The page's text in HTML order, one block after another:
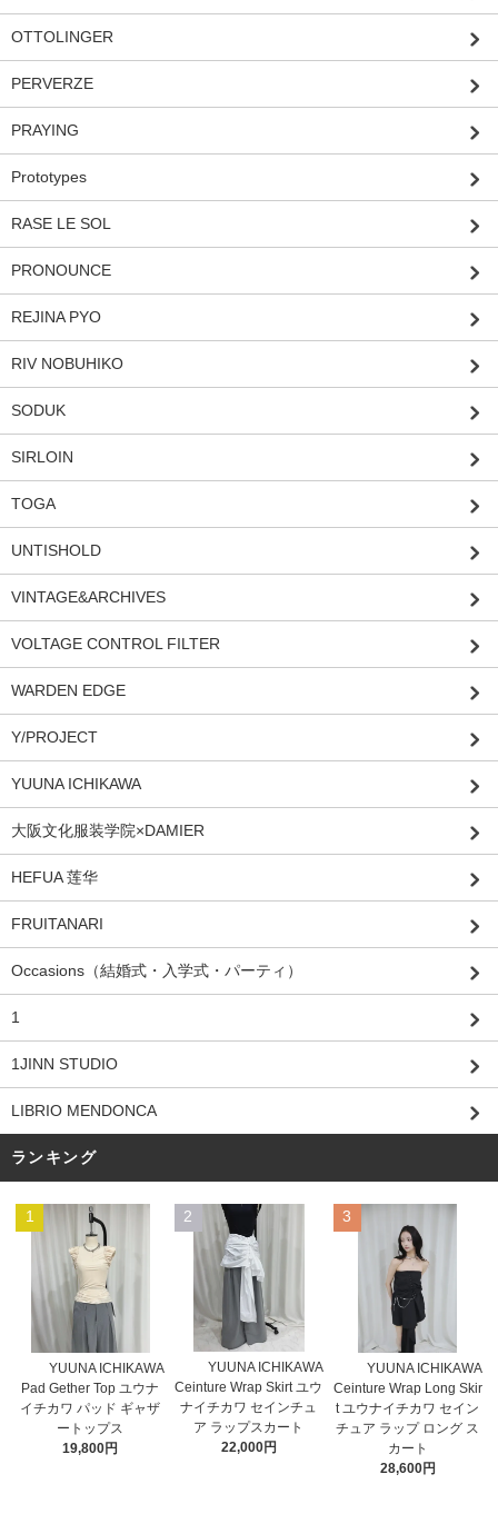
OTTOLINGER
PERVERZE
PRAYING
Prototypes
RASE LE SOL
PRONOUNCE
REJINA PYO
RIV NOBUHIKO
SODUK
SIRLOIN
TOGA
UNTISHOLD
VINTAGE&ARCHIVES
VOLTAGE CONTROL FILTER
WARDEN EDGE
Y/PROJECT
YUUNA ICHIKAWA
大阪文化服装学院×DAMIER
HEFUA 莲华
FRUITANARI
Occasions（結婚式・入学式・パーティ）
1
1JINN STUDIO
LIBRIO MENDONCA
ランキング
1
YUUNA ICHIKAWA
Pad Gether Top ユウナ
イチカワ パッド ギャザ
ートップス
19,800円
2
YUUNA ICHIKAWA
Ceinture Wrap Skirt ユウ
ナイチカワ セインチュ
ア ラップスカート
22,000円
3
YUUNA ICHIKAWA
Ceinture Wrap Long Skir
t ユウナイチカワ セイン
チュア ラップ ロング ス
カート
28,600円